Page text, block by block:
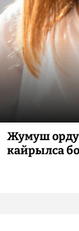
Жумуш
кайрылса